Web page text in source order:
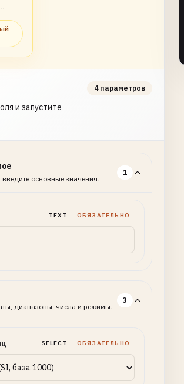
и запустите
4 параметров
введите основные значения.
1
TEXT ОБЯЗАТЕЛЬНО
диапазоны, числа и режимы.
3
SELECT ОБЯЗАТЕЛЬНО